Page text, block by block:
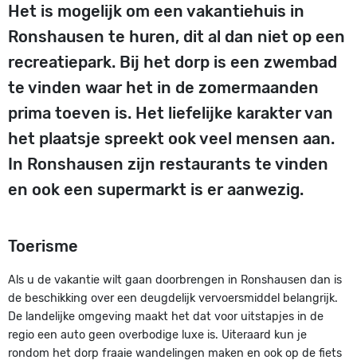
Het is mogelijk om een vakantiehuis in
Ronshausen te huren, dit al dan niet op een
recreatiepark. Bij het dorp is een zwembad
te vinden waar het in de zomermaanden
prima toeven is. Het liefelijke karakter van
het plaatsje spreekt ook veel mensen aan.
In Ronshausen zijn restaurants te vinden
en ook een supermarkt is er aanwezig.
Toerisme
Als u de vakantie wilt gaan doorbrengen in Ronshausen dan is
de beschikking over een deugdelijk vervoersmiddel belangrijk.
De landelijke omgeving maakt het dat voor uitstapjes in de
regio een auto geen overbodige luxe is. Uiteraard kun je
rondom het dorp fraaie wandelingen maken en ook op de fiets